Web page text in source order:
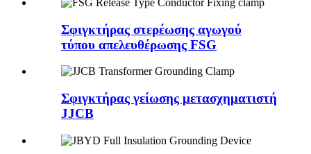
Σφιγκτήρας στερέωσης αγωγού
τύπου απελευθέρωσης FSG
Σφιγκτήρας γείωσης μετασχηματιστή
JJCB